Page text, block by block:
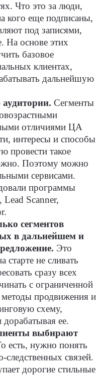
Что это за люди,
кого еще подписаны,
под записями,
На основе этих
базовое
клиентах,
дальнейшую
Сегменты
отличиями ЦА
интересы и способы
провести такое
Поэтому можно
сервисами.
программы
Scanner,
сегментов
в дальнейшем и
Это
не сливать
сразу всех
с ограниченной
продвижения и
схему,
ее.
выбирают
есть, нужно понять
следственных связей.
дорогие стильные